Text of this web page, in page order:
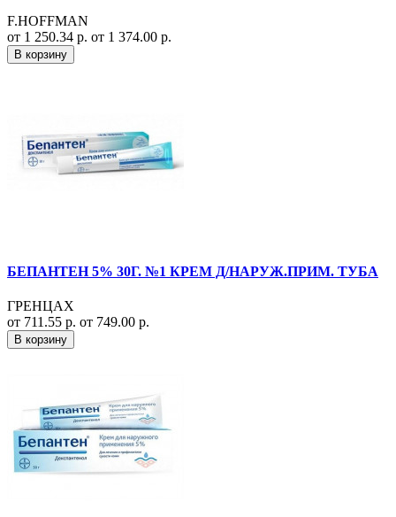
F.HOFFMAN
от 1 250.34 р. от 1 374.00 р.
В корзину
БЕПАНТЕН 5% 30Г. №1 КРЕМ Д/НАРУЖ.ПРИМ. ТУБА
ГРЕНЦАХ
от 711.55 р. от 749.00 р.
В корзину